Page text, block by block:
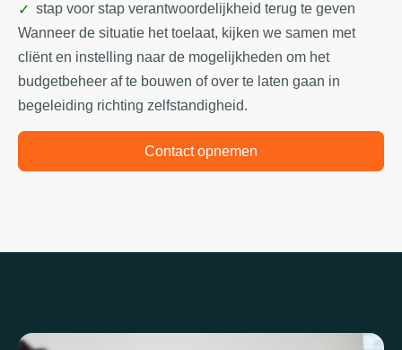
stap voor stap verantwoordelijkheid terug te geven
Wanneer de situatie het toelaat, kijken we samen met
cliënt en instelling naar de mogelijkheden om het
budgetbeheer af te bouwen of over te laten gaan in
begeleiding richting zelfstandigheid.
Contact opnemen